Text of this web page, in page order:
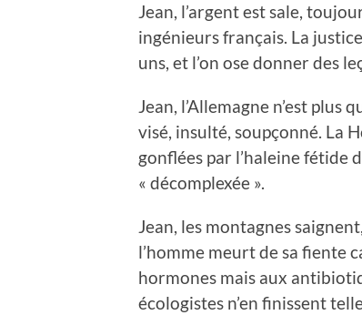
Jean, l’argent est sale,
ingénieurs français. La
uns, et l’on ose donner des
Jean, l’Allemagne n’est plus
visé, insulté, soupçonné. La
gonflées par l’haleine fétide
« décomplexée ».
Jean, les montagnes
l’homme meurt de sa fiente
hormones mais aux
écologistes n’en finissent